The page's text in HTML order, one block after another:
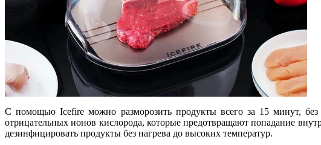
С помощью Icefire можно разморозить продукты всего за 15 минут, без
отрицательных ионов кислорода, которые предотвращают попадание
дезинфицировать продукты без нагрева до высоких температур.